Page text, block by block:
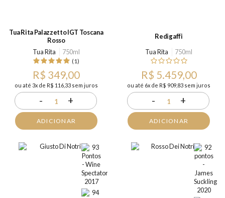
Tua Rita Palazzetto IGT Toscana
Rosso
Tua Rita
750ml
(1)
R$ 349,00
ou até 3x de R$ 116,33 sem juros
- 1 +
ADICIONAR
Redigaffi
Tua Rita
750ml
R$ 5.459,00
ou até 6x de R$ 909,83 sem juros
- 1 +
ADICIONAR